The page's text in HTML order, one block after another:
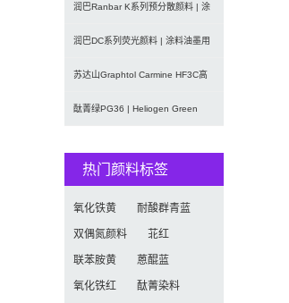
系列280℃塑料用无甲
润巴Ranbar K系列预分散颜料 | 涂
料和油墨用高透明纳
润巴DC系列荧光颜料 | 涂料油墨用
高性能耐强溶剂荧光颜料
苏达山Graphtol Carmine HF3C高
透明蓝光红
酞菁绿PG36 | Heliogen Green
热门颜料标签
氧化铁黄 耐酸群青蓝
双偶氮颜料 苝红
联苯胺黄 蒽醌蓝
氧化铁红 酞菁染料